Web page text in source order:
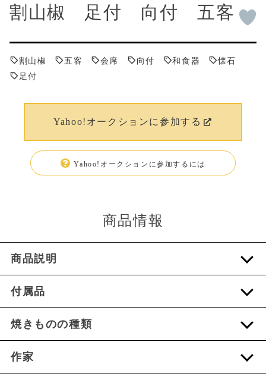
割山椒 足付 向付 五客
割山椒 五客 会席 向付 和食器
懐石
足付
Yahoo!オークションに参加する
Yahoo!オークションに参加するには
商品情報
商品説明
付属品
焼きものの種類
作家